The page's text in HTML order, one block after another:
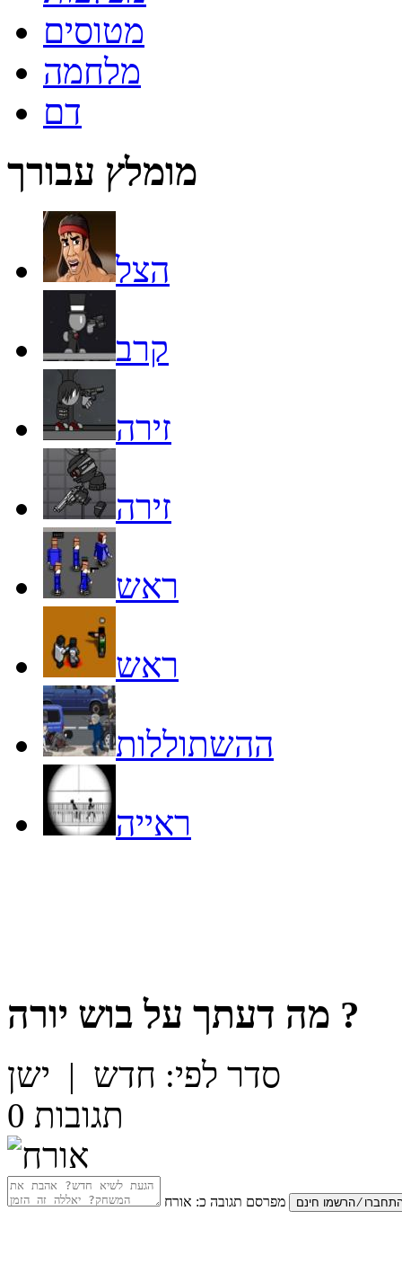
מטוסים
מלחמה
דם
מומלץ עבורך
הצל
קרב
זירה
זירה
ראש
ראש
ההשתוללות
ראייה
מה דעתך על בוש יורה ?
סדר לפי: חדש | ישן
0 תגובות
מפרסם תגובה כ: אורח